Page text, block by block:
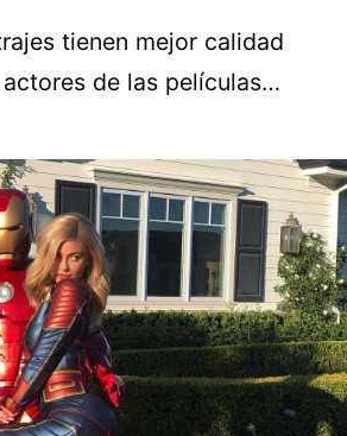
tienen mejor calidad
de las películas…